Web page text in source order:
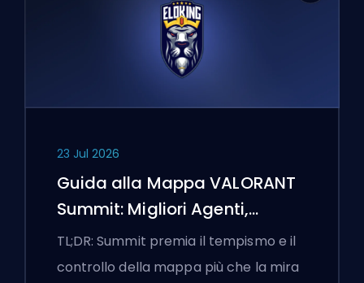
23 Jul 2026
Guida alla Mappa VALORANT
Summit: Migliori Agenti,
Chiamate e Fumogeni
TL;DR: Summit premia il tempismo e il
controllo della mappa più che la mira